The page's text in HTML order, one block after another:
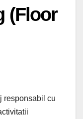
(Floor
responsabil cu